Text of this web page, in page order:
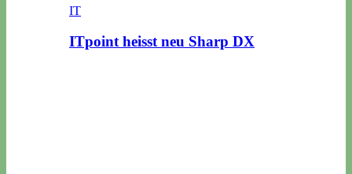
IT
ITpoint heisst neu Sharp DX